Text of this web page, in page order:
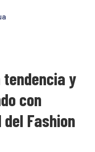
y
con
Fashion